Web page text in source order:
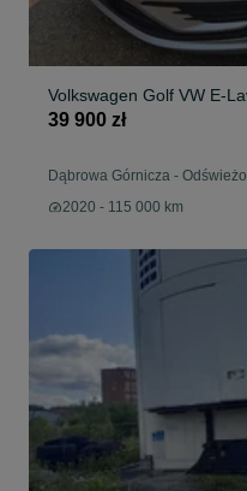
Volkswagen Golf VW E-
39 900 zł
Dąbrowa Górnicza -
2020 - 115 000 km